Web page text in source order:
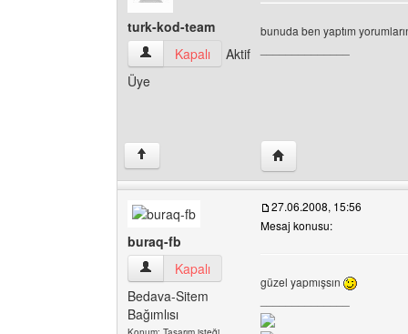
turk-kod-team
turk-kod-team Kullanıcının profilini görüntüle
Kapalı
Aktif
Üye
bunuda ben yaptım
↑ Yazarın web sitesini
buraq-fb
buraq-fb Kullanıcının profilini görüntüle
Kapalı
Bedava-Sitem
Bağımlısı
27.06.2008, 15:56
Mesaj konusu:
güzel yapmışsın